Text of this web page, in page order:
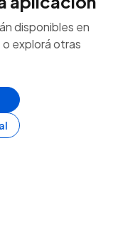
disponibles en
explorá otras